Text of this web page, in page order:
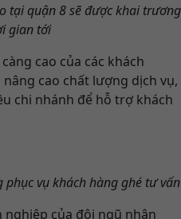
tại quận 8 sẽ được khai trương
gian tới
cao của các khách
cao chất lượng dịch vụ,
chi nhánh để hỗ trợ khách
phục vụ khách hàng ghé tư vấn
nghiệp của đội ngũ nhân